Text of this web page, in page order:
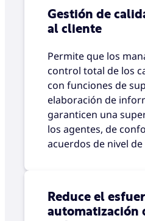
Gestión de
al cliente
Permite que los
control total de los
con funciones de
elaboración de
garanticen una
los agentes, de
acuerdos de nivel de
Reduce el
automatización